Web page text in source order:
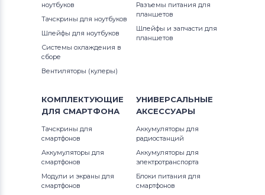
ноутбуков
Тачскрины для ноутбуков
Шлейфы для ноутбуков
Системы охлаждения в
сборе
Вентиляторы (кулеры)
Разъемы питания для
планшетов
Шлейфы и запчасти для
планшетов
КОМПЛЕКТУЮЩИЕ
ДЛЯ СМАРТФОНА
Тачскрины для
смартфонов
Аккумуляторы для
смартфонов
Модули и экраны для
смартфонов
УНИВЕРСАЛЬНЫЕ
АКСЕССУАРЫ
Аккумуляторы для
радиостанций
Аккумуляторы для
электротранспорта
Блоки питания для
смартфонов